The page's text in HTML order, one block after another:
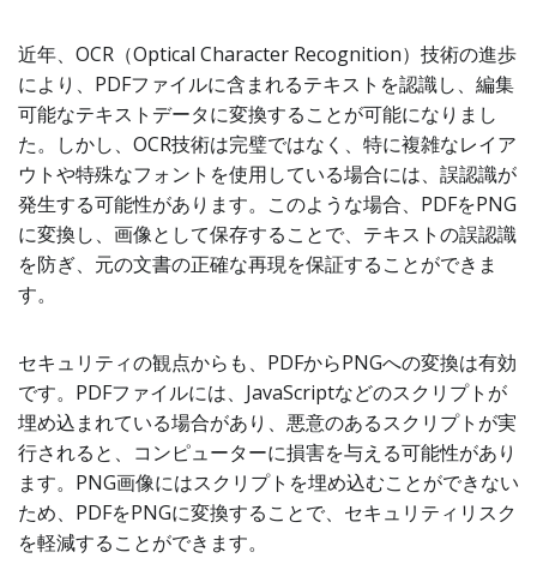
近年、OCR（Optical Character Recognition）技術の進歩
により、PDFファイルに含まれるテキストを認識し、編集
可能なテキストデータに変換することが可能になりまし
た。しかし、OCR技術は完璧ではなく、特に複雑なレイア
ウトや特殊なフォントを使用している場合には、誤認識が
発生する可能性があります。このような場合、PDFをPNG
に変換し、画像として保存することで、テキストの誤認識
を防ぎ、元の文書の正確な再現を保証することができま
す。
セキュリティの観点からも、PDFからPNGへの変換は有効
です。PDFファイルには、JavaScriptなどのスクリプトが
埋め込まれている場合があり、悪意のあるスクリプトが実
行されると、コンピューターに損害を与える可能性があり
ます。PNG画像にはスクリプトを埋め込むことができない
ため、PDFをPNGに変換することで、セキュリティリスク
を軽減することができます。